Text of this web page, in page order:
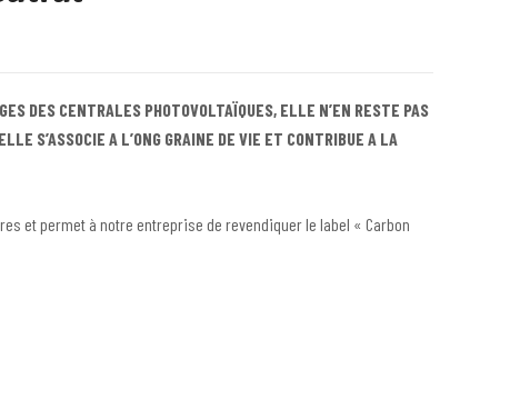
DES CENTRALES PHOTOVOLTAÏQUES, ELLE N’EN RESTE PAS
S’ASSOCIE A L’ONG GRAINE DE VIE ET CONTRIBUE A LA
et permet à notre entreprise de revendiquer le label « Carbon